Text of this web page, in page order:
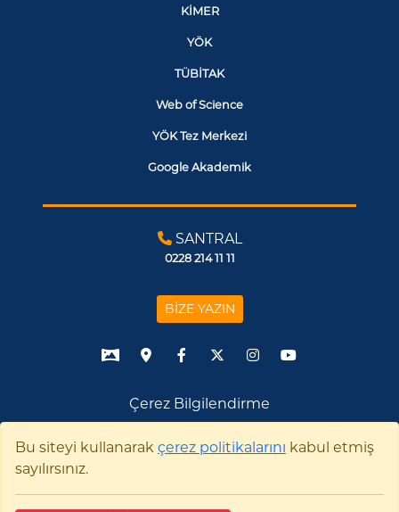
KİMER
YÖK
TÜBİTAK
Web of Science
YÖK Tez Merkezi
Google Akademik
SANTRAL
0228 214 11 11
BİZE YAZIN
Çerez Bilgilendirme
Bu siteyi kullanarak çerez politikalarını kabul etmiş
sayılırsınız.